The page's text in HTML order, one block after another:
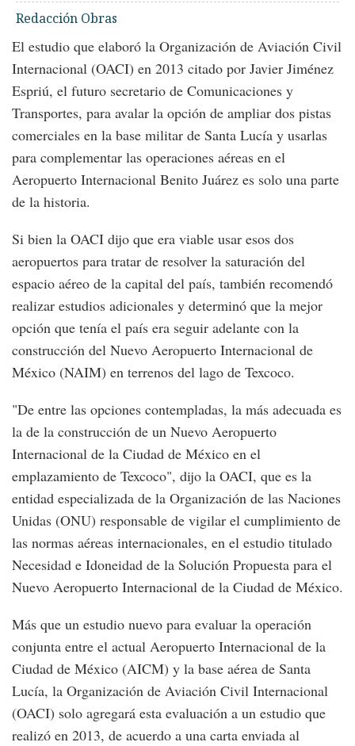
Redacción Obras
El estudio que elaboró la Organización de Aviación Civil
Internacional (OACI) en 2013 citado por Javier Jiménez
Espriú, el futuro secretario de Comunicaciones y
Transportes, para avalar la opción de ampliar dos pistas
comerciales en la base militar de Santa Lucía y usarlas
para complementar las operaciones aéreas en el
Aeropuerto Internacional Benito Juárez es solo una parte
de la historia.
Si bien la OACI dijo que era viable usar esos dos
aeropuertos para tratar de resolver la saturación del
espacio aéreo de la capital del país, también recomendó
realizar estudios adicionales y determinó que la mejor
opción que tenía el país era seguir adelante con la
construcción del Nuevo Aeropuerto Internacional de
México (NAIM) en terrenos del lago de Texcoco.
"De entre las opciones contempladas, la más adecuada es
la de la construcción de un Nuevo Aeropuerto
Internacional de la Ciudad de México en el
emplazamiento de Texcoco", dijo la OACI, que es la
entidad especializada de la Organización de las Naciones
Unidas (ONU) responsable de vigilar el cumplimiento de
las normas aéreas internacionales, en el estudio titulado
Necesidad e Idoneidad de la Solución Propuesta para el
Nuevo Aeropuerto Internacional de la Ciudad de México.
Más que un estudio nuevo para evaluar la operación
conjunta entre el actual Aeropuerto Internacional de la
Ciudad de México (AICM) y la base aérea de Santa
Lucía, la Organización de Aviación Civil Internacional
(OACI) solo agregará esta evaluación a un estudio que
realizó en 2013, de acuerdo a una carta enviada al